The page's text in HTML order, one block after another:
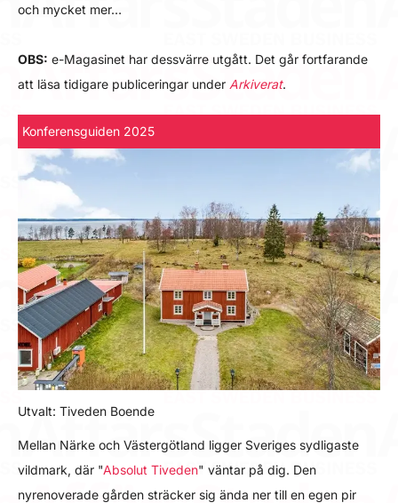
och mycket mer…
OBS: e-Magasinet har dessvärre utgått. Det går fortfarande
att läsa tidigare publiceringar under Arkiverat.
Konferensguiden 2025
Utvalt: Tiveden Boende
Mellan Närke och Västergötland ligger Sveriges sydligaste
vildmark, där "Absolut Tiveden" väntar på dig. Den
nyrenoverade gården sträcker sig ända ner till en egen pir